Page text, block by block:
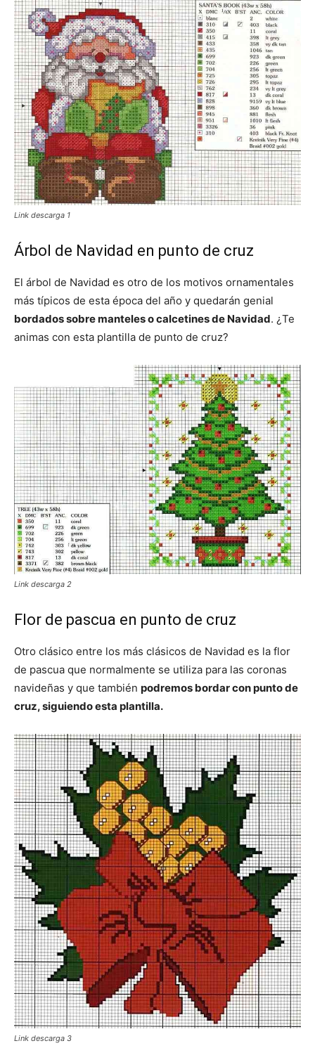
Link descarga 1
Árbol de Navidad en punto de cruz
El árbol de Navidad es otro de los motivos ornamentales
más típicos de esta época del año y quedarán genial
bordados sobre manteles o calcetines de Navidad. ¿Te
animas con esta plantilla de punto de cruz?
Link descarga 2
Flor de pascua en punto de cruz
Otro clásico entre los más clásicos de Navidad es la flor
de pascua que normalmente se utiliza para las coronas
navideñas y que también podremos bordar con punto de
cruz, siguiendo esta plantilla.
Link descarga 3